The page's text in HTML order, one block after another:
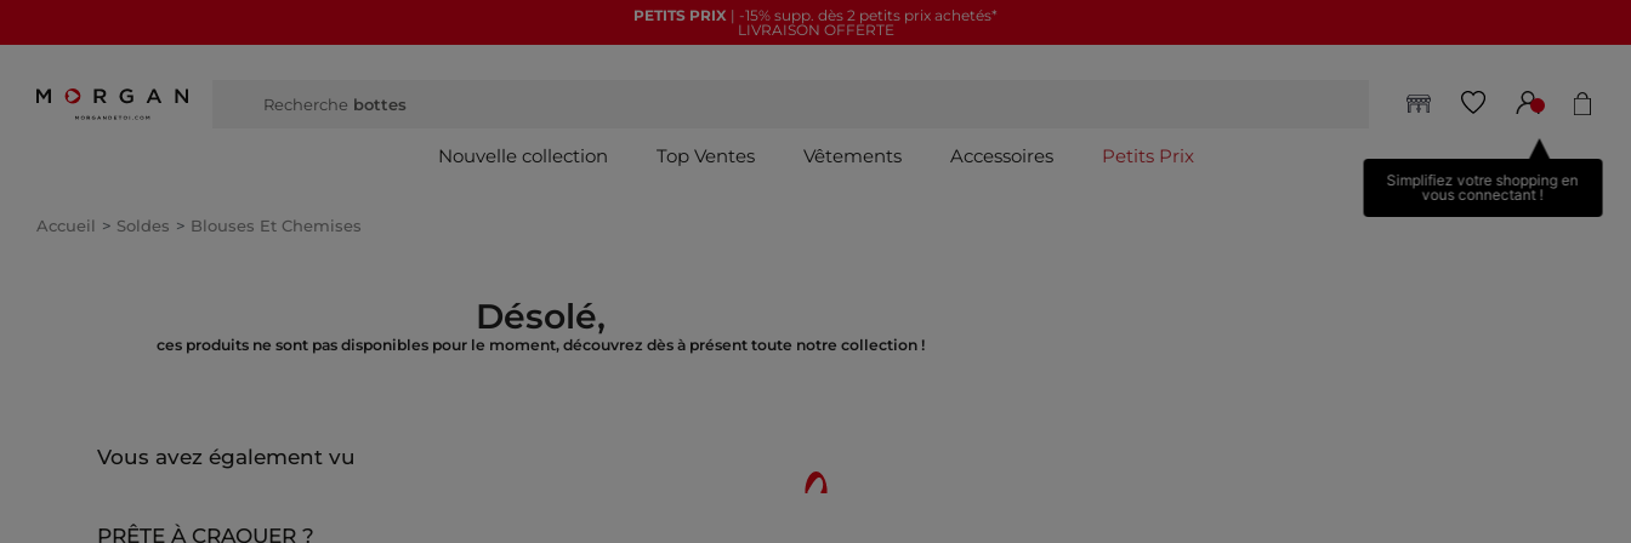
PETITS PRIX | -15% supp. dès 2 petits prix achetés*
LIVRAISON OFFERTE
Recherche bottes haut
Simplifiez votre shopping en
vous connectant !
Nouvelle collection Top Ventes Vêtements Accessoires Petits Prix
Accueil Soldes Blouses Et Chemises
Désolé,
ces produits ne sont pas disponibles pour le moment, découvrez dès à présent toute notre collection !
Vous avez également vu
PRÊTE À CRAQUER ?